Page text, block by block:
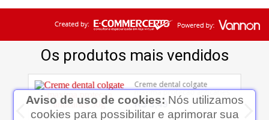
Aviso de uso de cookies: Nós utilizamos
cookies para possibilitar e aprimorar sua